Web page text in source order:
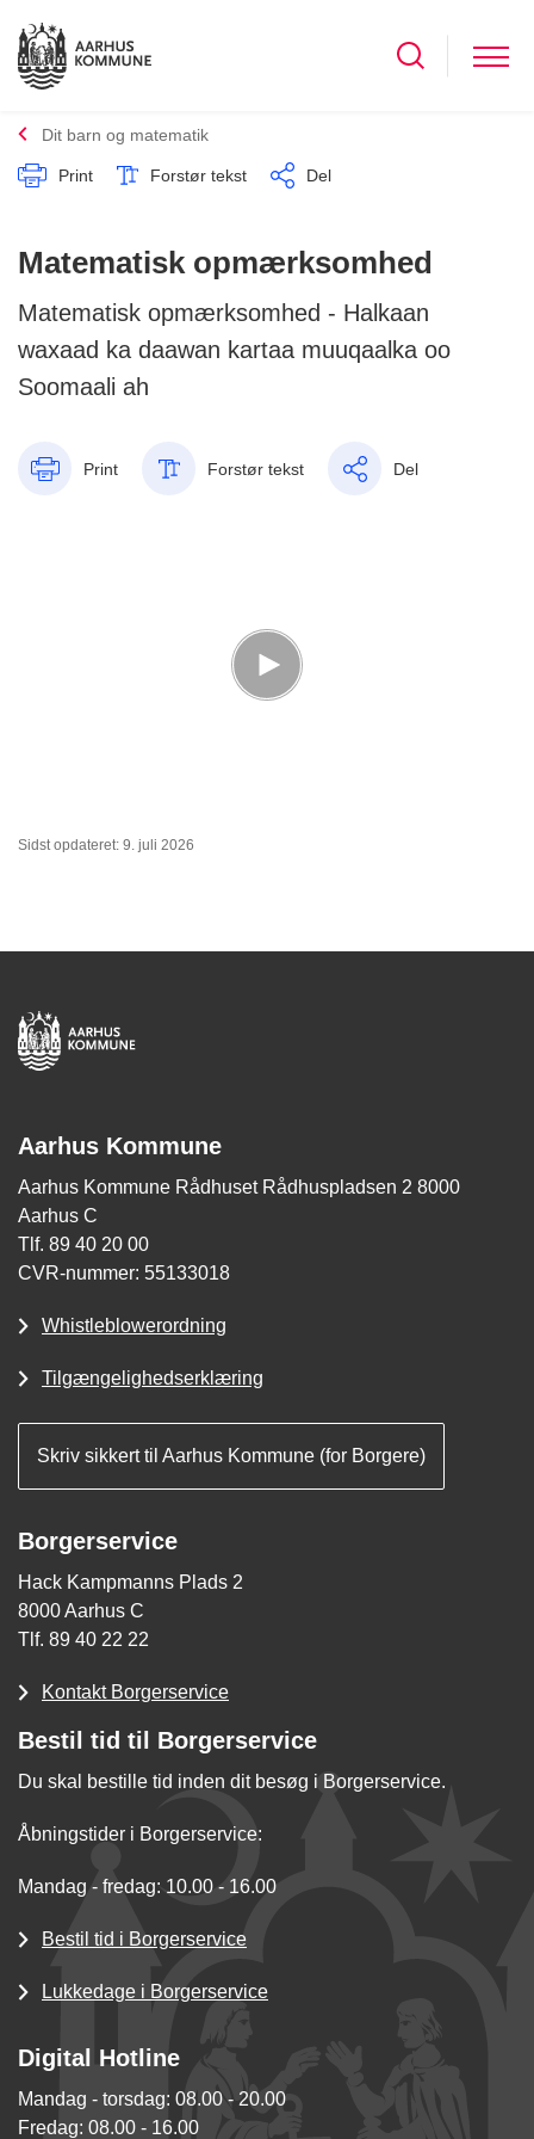
Dit barn og matematik
Print Forstør tekst Del
Matematisk opmærksomhed
Matematisk opmærksomhed - Halkaan
waxaad ka daawan kartaa muuqaalka oo
Soomaali ah
Print Forstør tekst Del
Sidst opdateret: 9. juli 2026
Aarhus Kommune
Aarhus Kommune Rådhuset Rådhuspladsen 2 8000
Aarhus C
Tlf. 89 40 20 00
CVR-nummer: 55133018
Whistleblowerordning
Tilgængelighedserklæring
Skriv sikkert til Aarhus Kommune (for Borgere)
Borgerservice
Hack Kampmanns Plads 2
8000 Aarhus C
Tlf. 89 40 22 22
Kontakt Borgerservice
Bestil tid til Borgerservice
Du skal bestille tid inden dit besøg i Borgerservice.
Åbningstider i Borgerservice:
Mandag - fredag: 10.00 - 16.00
Bestil tid i Borgerservice
Lukkedage i Borgerservice
Digital Hotline
Mandag - torsdag: 08.00 - 20.00
Fredag: 08.00 - 16.00